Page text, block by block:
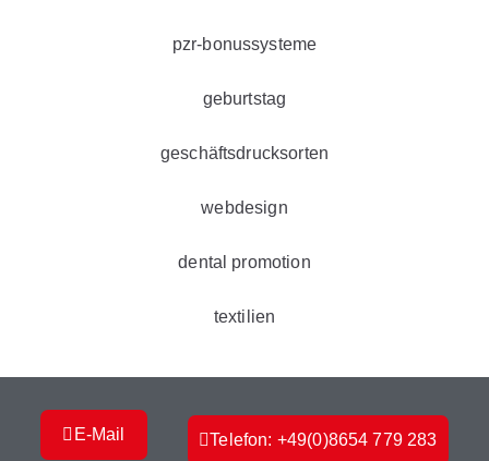
pzr-bonussysteme
geburtstag
geschäftsdrucksorten
webdesign
dental promotion
textilien
E-Mail Telefon: +49(0)8654 779 283